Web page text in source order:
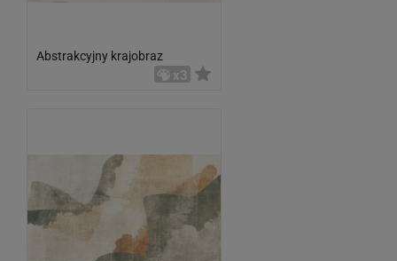
Abstrakcyjny krajobraz
x3